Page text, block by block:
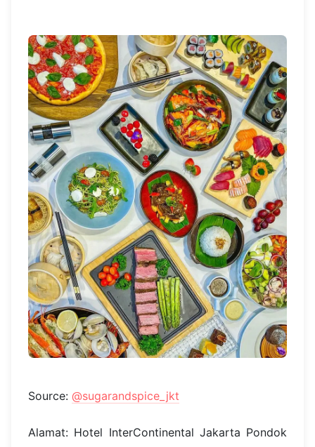
Source: @sugarandspice_jkt
Alamat: Hotel InterContinental Jakarta Pondok